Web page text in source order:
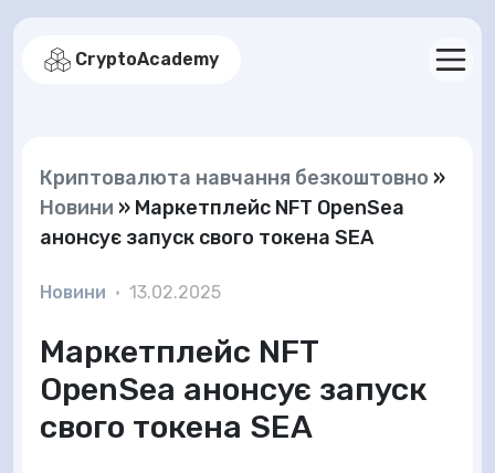
CryptoAcademy
Криптовалюта навчання безкоштовно »
Новини » Маркетплейс NFT OpenSea
анонсує запуск свого токена SEA
Новини • 13.02.2025
Маркетплейс NFT
OpenSea анонсує запуск
свого токена SEA